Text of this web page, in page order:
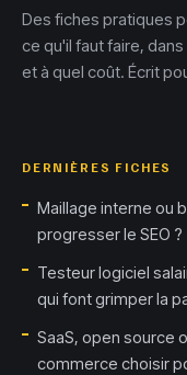
Des fiches pratiques
ce qu'il faut faire,
et à quel coût. Écrit
DERNIÈRES FICHES
Maillage interne ou
progresser le SEO ?
Testeur logiciel
qui font grimper la
SaaS, open source
commerce choisir